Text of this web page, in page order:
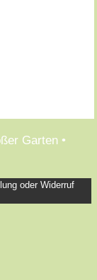
Garten •
oder Widerruf